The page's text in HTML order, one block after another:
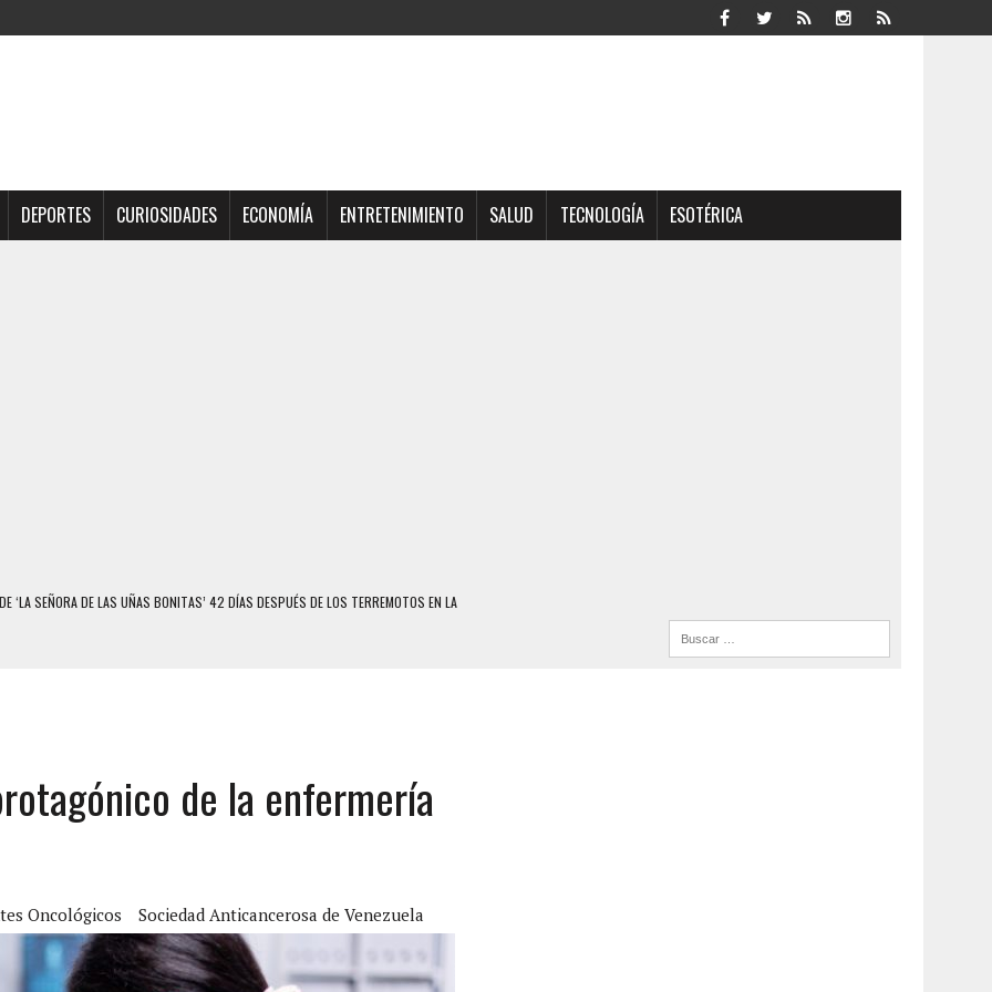
DEPORTES CURIOSIDADES ECONOMÍA ENTRETENIMIENTO SALUD TECNOLOGÍA ESOTÉRICA
‘LA SEÑORA DE LAS UÑAS BONITAS’ 42 DÍAS DESPUÉS DE LOS TERREMOTOS EN LA
SER ACOSADA Y ABUSADA POR LA PAREJA DE SU ABUELA
A UNA ADOLESCENTE DE 13 AÑOS TRAS ABUSAR DE ELLA
HOMBRE Y SU FAMILIA TRAS LOS TERREMOTOS: CAYERON DESDE EL PISO NUEVE DEL
DE CHACAO
HERIDAS A SU PRIMA Y A OTRO FAMILIAR EN BOLÍVAR
de la enfermería
Oncológicos Sociedad Anticancerosa de Venezuela